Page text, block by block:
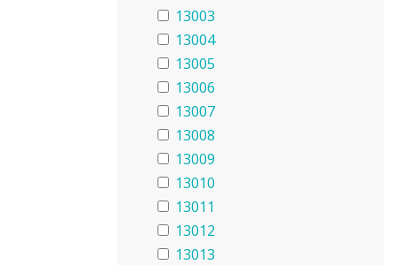
13003
13004
13005
13006
13007
13008
13009
13010
13011
13012
13013